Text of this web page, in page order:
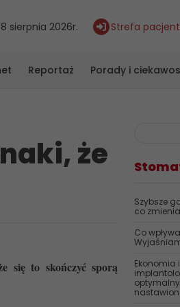
sierpnia 2026r. Strefa
Reportaż Porady i
że
się to skończyć sporą
Szybsze
co
Co
Ekonomia